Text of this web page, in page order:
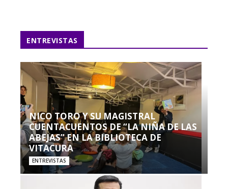
ENTREVISTAS
NICO TORO Y SU MAGISTRAL
CUENTACUENTOS DE “LA NIÑA DE LAS
ABEJAS” EN LA BIBLIOTECA DE
VITACURA
ENTREVISTAS